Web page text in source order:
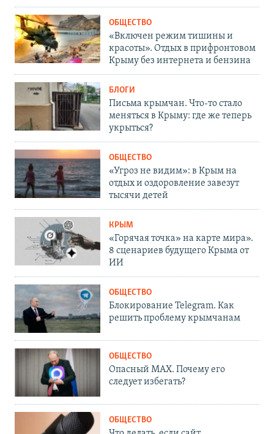
ОБЩЕСТВО
«Включен режим тишины и
красоты». Отдых в прифронтовом
Крыму без интернета и бензина
БЛОГИ
Письма крымчан. Что-то стало
меняться в Крыму: где же теперь
укрыться?
ОБЩЕСТВО
«Угроз не видим»: в Крым на
отдых и оздоровление завезут
тысячи детей
КРЫМ
«Горячая точка» на карте мира».
8 сценариев будущего Крыма от
ИИ
ОБЩЕСТВО
Блокирование Telegram. Как
решить проблему крымчанам
ОБЩЕСТВО
Опасный MAX. Почему его
следует избегать?
ОБЩЕСТВО